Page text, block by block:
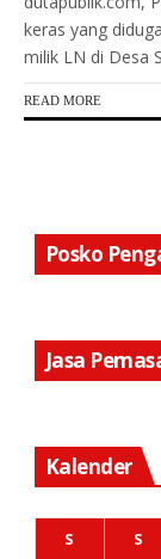
keras yang
milik LN di Desa
READ MORE
Posko
Jasa
Kalender
S S